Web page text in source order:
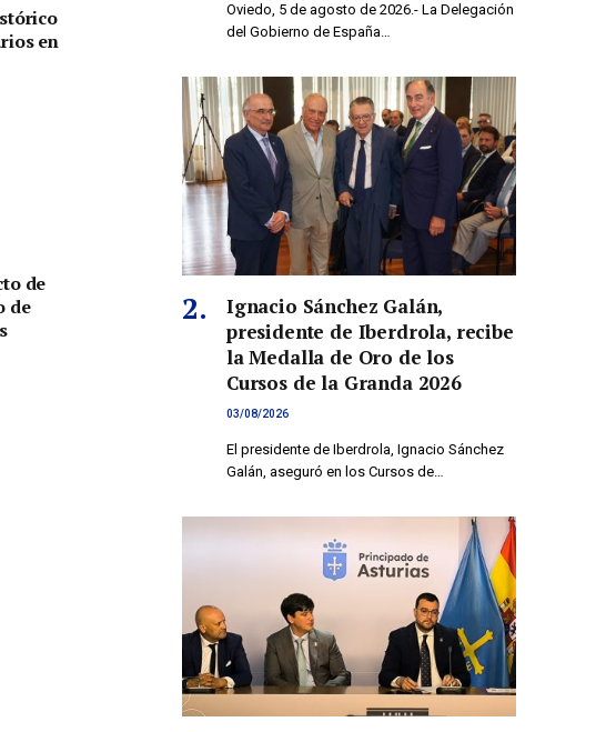
en
de
de
Oviedo, 5 de agosto de 2026.- La Delegación
del Gobierno de España…
Ignacio Sánchez Galán,
presidente de Iberdrola, recibe
la Medalla de Oro de los
Cursos de la Granda 2026
03/08/2026
El presidente de Iberdrola, Ignacio Sánchez
Galán, aseguró en los Cursos de…